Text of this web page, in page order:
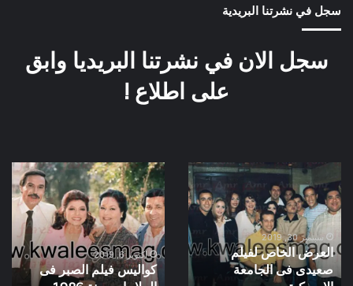
سجل في نشرتنا البريدية
سجل الان في نشرتنا البريديا وابق
على اطلاع !
العرض
الخاص
لفيلم
صعيدى
فى
الجامعة
الامريكية
سبتمبر 30, 2019
العرض الخاص لفيلم
صعيدى فى الجامعة
كواليس
فيلم
الصبر
فى
الملاحات
سنة
1986
أكتوبر 6, 2019
كواليس فيلم الصبر فى